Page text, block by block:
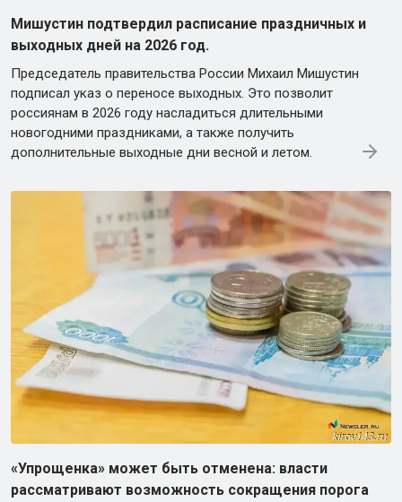
Мишустин подтвердил расписание праздничных и
выходных дней на 2026 год.
Председатель правительства России Михаил Мишустин
подписал указ о переносе выходных. Это позволит
россиянам в 2026 году насладиться длительными
новогодними праздниками, а также получить
дополнительные выходные дни весной и летом.
«Упрощенка» может быть отменена: власти
рассматривают возможность сокращения порога